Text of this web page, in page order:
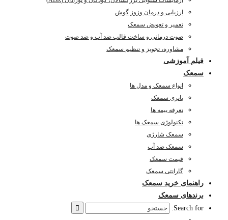
ارزیابی و درمان وزوز گوش
تعمیر و تعویض سمعک
صوت درمانی و ساخت قالب ضد آب و ضد صوت
مشاوره، تجویز و تنظیم سمعک
فیلم آموزشی
سمعک
انواع سمعک و مدل ها
باتری سمعک
تعرفه بیمه ها
تکنولوژی سمعک ها
سمعک شارژی
سمعک ضد آب
قیمت سمعک
گارانتی سمعک
راهنمای خرید سمعک
برندهای سمعک
Search for: